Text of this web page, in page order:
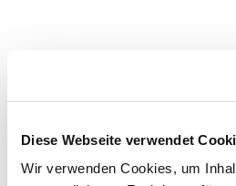
Diese Webseite verwendet
Wir verwenden Cookies, um